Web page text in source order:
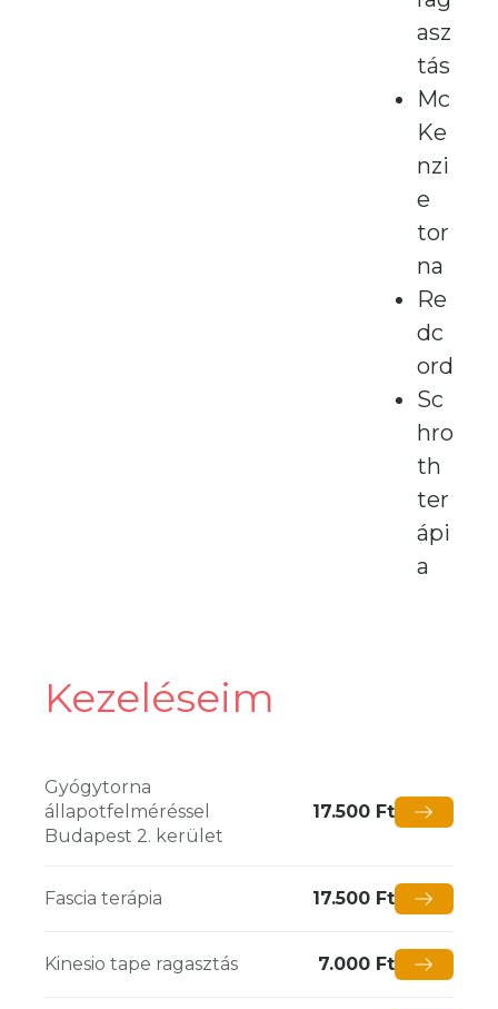
asz
tás
Mc
Ke
nzi
e
tor
na
Re
dc
ord
Sc
hro
th
ter
ápi
a
Kezeléseim
Gyógytorna
állapotfelméréssel
Budapest 2. kerület
17.500 Ft
Fascia terápia 17.500 Ft
Kinesio tape ragasztás 7.000 Ft